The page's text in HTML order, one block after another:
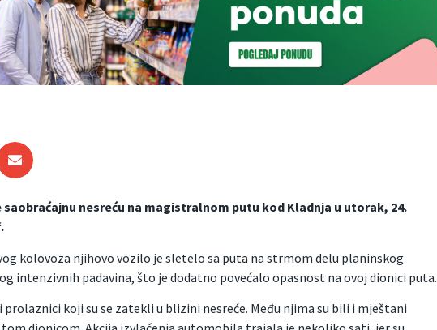
nesreću na magistralnom putu kod Kladnja u utorak, 24.
kolovoza njihovo vozilo je sletelo sa puta na strmom delu planinskog
intenzivnih padavina, što je dodatno povećalo opasnost na ovoj dionici puta.
koji su se zatekli u blizini nesreće. Među njima su bili i mještani